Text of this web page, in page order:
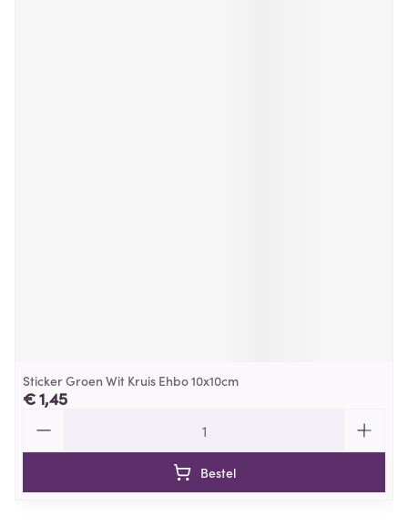
Sticker Groen Wit Kruis Ehbo 10x10cm
€ 1,45
Bestel